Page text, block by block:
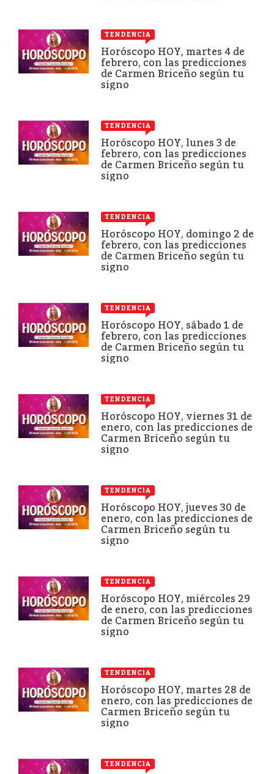
TENDENCIA
Horóscopo HOY, martes 4 de
febrero, con las predicciones
de Carmen Briceño según tu
signo
TENDENCIA
Horóscopo HOY, lunes 3 de
febrero, con las predicciones
de Carmen Briceño según tu
signo
TENDENCIA
Horóscopo HOY, domingo 2 de
febrero, con las predicciones
de Carmen Briceño según tu
signo
TENDENCIA
Horóscopo HOY, sábado 1 de
febrero, con las predicciones
de Carmen Briceño según tu
signo
TENDENCIA
Horóscopo HOY, viernes 31 de
enero, con las predicciones de
Carmen Briceño según tu
signo
TENDENCIA
Horóscopo HOY, jueves 30 de
enero, con las predicciones de
Carmen Briceño según tu
signo
TENDENCIA
Horóscopo HOY, miércoles 29
de enero, con las predicciones
de Carmen Briceño según tu
signo
TENDENCIA
Horóscopo HOY, martes 28 de
enero, con las predicciones de
Carmen Briceño según tu
signo
TENDENCIA